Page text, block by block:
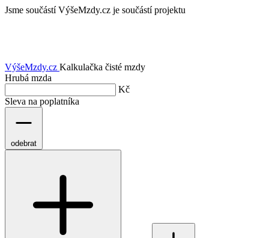
Jsme součástí VýšeMzdy.cz je součástí projektu
VýšeMzdy.cz Kalkulačka čisté mzdy
Hrubá mzda
Kč
Sleva na poplatníka
odebrat